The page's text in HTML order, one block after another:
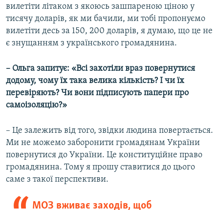
вилетіти літаком з якоюсь зашпареною ціною у
тисячу доларів, як ми бачили, ми тобі пропонуємо
вилетіти десь за 150, 200 доларів, я думаю, що це не
є знущанням з українського громадянина.
– Ольга запитує: «Всі захотіли враз повернутися
додому, чому їх така велика кількість? І чи їх
перевіряють? Чи вони підписують папери про
самоізоляцію?»
– Це залежить від того, звідки людина повертається.
Ми не можемо заборонити громадянам України
повернутися до України. Це конституційне право
громадянина. Тому я прошу ставитися до цього
саме з такої перспективи.
МОЗ вживає заходів, щоб